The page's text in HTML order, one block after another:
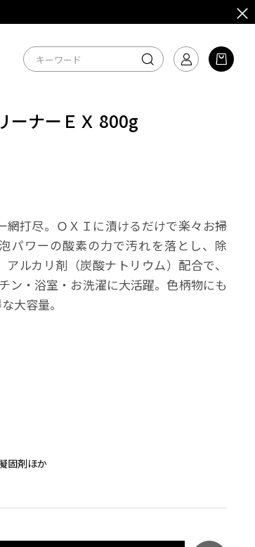
ーナーＥＸ 800g
網打尽。ＯＸＩに漬けるだけで楽々お掃
パワーの酸素の力で汚れを落とし、除
ルカリ剤（炭酸ナトリウム）配合で、
ン・浴室・お洗濯に大活躍。色柄物にも
大容量。
固剤ほか